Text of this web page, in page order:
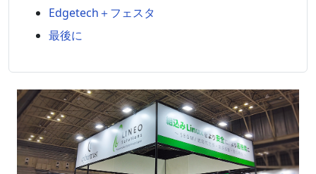
Edgetech＋フェスタ
最後に